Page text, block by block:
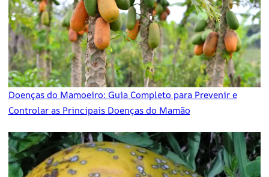
Doenças do Mamoeiro: Guia Completo para Prevenir e
Controlar as Principais Doenças do Mamão